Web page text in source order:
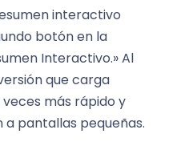
interactivo
botón en la
Interactivo.» Al
que carga
más rápido y
pantallas pequeñas.